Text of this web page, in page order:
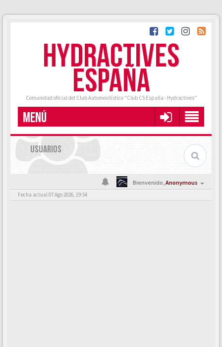
HYDRACTIVES
ESPAÑA
Comunidad oficial del Club Automovilístico "Club C5 España - Hydractives"
MENÚ
USUARIOS
Bienvenido,Anonymous
Fecha actual 07 Ago 2026, 19:54